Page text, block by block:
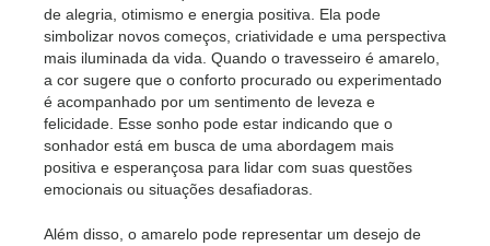
de alegria, otimismo e energia positiva. Ela pode
simbolizar novos começos, criatividade e uma perspectiva
mais iluminada da vida. Quando o travesseiro é amarelo,
a cor sugere que o conforto procurado ou experimentado
é acompanhado por um sentimento de leveza e
felicidade. Esse sonho pode estar indicando que o
sonhador está em busca de uma abordagem mais
positiva e esperançosa para lidar com suas questões
emocionais ou situações desafiadoras.
Além disso, o amarelo pode representar um desejo de